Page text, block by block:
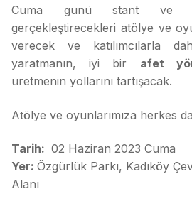
Cuma günü stant ve
gerçekleştirecekleri atölye ve
verecek ve katılımcılarla
yaratmanın, iyi bir afet
üretmenin yollarını tartışacak.
Atölye ve oyunlarımıza herkes
Tarih: 02 Haziran 2023 Cuma
Yer: Özgürlük Parkı, Kadıköy
Alanı